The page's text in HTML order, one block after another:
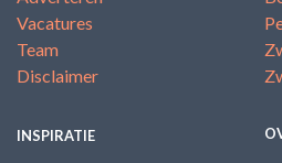
Vacatures
Team
Disclaimer
INSPIRATIE